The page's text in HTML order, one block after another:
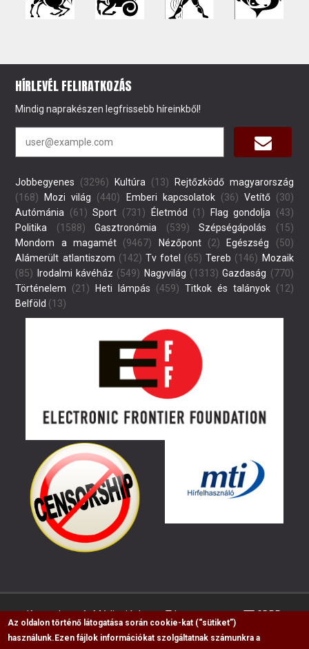
HÍRLEVÉL FELIRATKOZÁS
Mindig naprakészen legfrissebb híreinkből!
Jobbegyenes (3296) Kultúra (13)
Rejtőzködő magyarország
(168)
Mozi világ (440) Emberi kapcsolatok(36) Vetítő(30)
Autómánia (61) Sport (731) Életmód (1) Flag gondolja (43)
Politika (1588) Gasztronómia (539) Szépségápolás (15)
Mondom a magamét (9467) Nézőpont(2) Egészség (50)
Alámerült atlantiszom (142) Tv fotel (65) Tereb (146) Mozaik
(85)
Irodalmi kávéház (549) Nagyvilág (1313) Gazdaság (770)
Történelem (21) Heti lámpás (459) Titkok és talányok(12)
Belföld (13)
Kapcsolat Médiaajánlat Impresszum GDPR
Az oldalon történő látogatása során cookie-kat (“sütiket”)
használunk. Ezen fájlok információkat szolgáltatnak számunkra a